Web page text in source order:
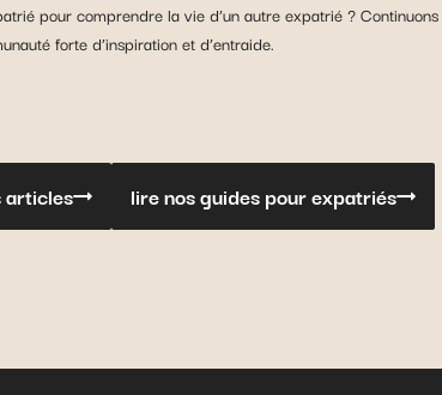
pour comprendre la vie d’un autre expatrié ?
forte d’inspiration et d’entraide.
articles lire nos guides pour expatriés